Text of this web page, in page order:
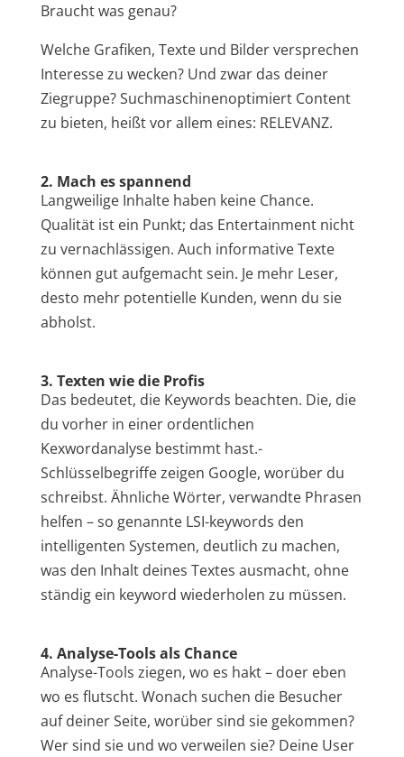
Braucht was genau?
Welche Grafiken, Texte und Bilder versprechen
Interesse zu wecken? Und zwar das deiner
Ziegruppe? Suchmaschinenoptimiert Content
zu bieten, heißt vor allem eines: RELEVANZ.
2. Mach es spannend
Langweilige Inhalte haben keine Chance.
Qualität ist ein Punkt; das Entertainment nicht
zu vernachlässigen. Auch informative Texte
können gut aufgemacht sein. Je mehr Leser,
desto mehr potentielle Kunden, wenn du sie
abholst.
3. Texten wie die Profis
Das bedeutet, die Keywords beachten. Die, die
du vorher in einer ordentlichen
Kexwordanalyse bestimmt hast.-
Schlüsselbegriffe zeigen Google, worüber du
schreibst. Ähnliche Wörter, verwandte Phrasen
helfen – so genannte LSI-keywords den
intelligenten Systemen, deutlich zu machen,
was den Inhalt deines Textes ausmacht, ohne
ständig ein keyword wiederholen zu müssen.
4. Analyse-Tools als Chance
Analyse-Tools ziegen, wo es hakt – doer eben
wo es flutscht. Wonach suchen die Besucher
auf deiner Seite, worüber sind sie gekommen?
Wer sind sie und wo verweilen sie? Deine User